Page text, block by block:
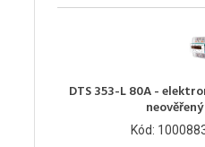
DTS 353-L 80A -
Kód: